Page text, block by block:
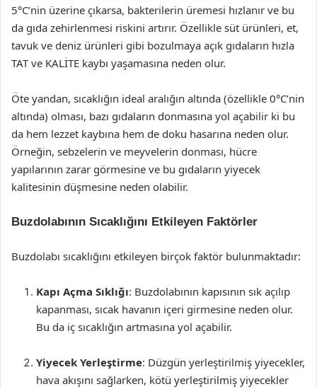
5°C’nin üzerine çıkarsa, bakterilerin üremesi hızlanır ve bu
da gıda zehirlenmesi riskini artırır. Özellikle süt ürünleri, et,
tavuk ve deniz ürünleri gibi bozulmaya açık gıdaların hızla
TAT ve KALİTE kaybı yaşamasına neden olur.
Öte yandan, sıcaklığın ideal aralığın altında (özellikle 0°C’nin
altında) olması, bazı gıdaların donmasına yol açabilir ki bu
da hem lezzet kaybına hem de doku hasarına neden olur.
Örneğin, sebzelerin ve meyvelerin donması, hücre
yapılarının zarar görmesine ve bu gıdaların yiyecek
kalitesinin düşmesine neden olabilir.
Buzdolabının Sıcaklığını Etkileyen Faktörler
Buzdolabı sıcaklığını etkileyen birçok faktör bulunmaktadır:
Kapı Açma Sıklığı: Buzdolabının kapısının sık açılıp
kapanması, sıcak havanın içeri girmesine neden olur.
Bu da iç sıcaklığın artmasına yol açabilir.
Yiyecek Yerleştirme: Düzgün yerleştirilmiş yiyecekler,
hava akışını sağlarken, kötü yerleştirilmiş yiyecekler